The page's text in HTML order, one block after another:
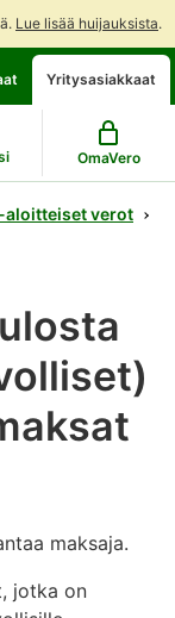
Lue lisää huijauksista.
Yritysasiakkaat
OmaVero
aloitteiset verot
maksaja.
jotka on